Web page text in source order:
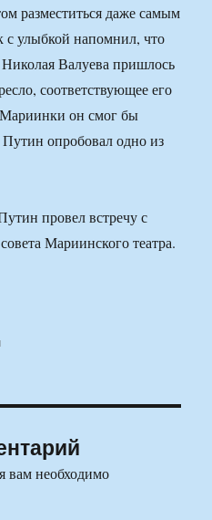
разместиться даже самым
с улыбкой напомнил, что
Валуева пришлось
соответствующее его
Мариинки он смог бы
Путин опробовал одно из
провел встречу с
Мариинского театра.
вам необходимо